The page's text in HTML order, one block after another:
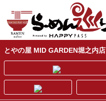
とやの屋 MID GARDEN堀之内店